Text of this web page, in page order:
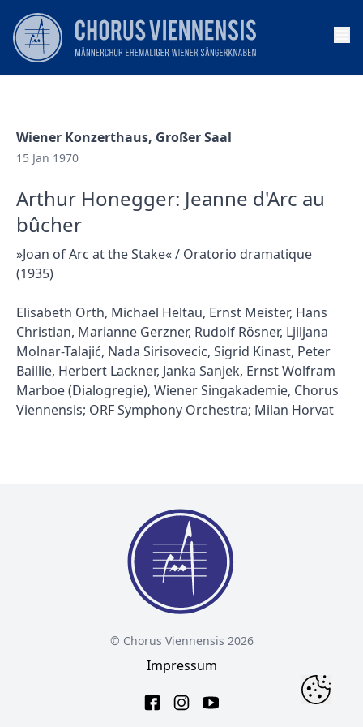
Wiener Konzerthaus, Großer Saal
15 Jan 1970
Arthur Honegger: Jeanne d'Arc au
bûcher
»Joan of Arc at the Stake« / Oratorio dramatique
(1935)
Elisabeth Orth, Michael Heltau, Ernst Meister, Hans
Christian, Marianne Gerzner, Rudolf Rösner, Ljiljana
Molnar-Talajić, Nada Sirisovecic, Sigrid Kinast, Peter
Baillie, Herbert Lackner, Janka Sanjek, Ernst Wolfram
Marboe (Dialogregie), Wiener Singakademie, Chorus
Viennensis; ORF Symphony Orchestra; Milan Horvat
© Chorus Viennensis 2026
Impressum